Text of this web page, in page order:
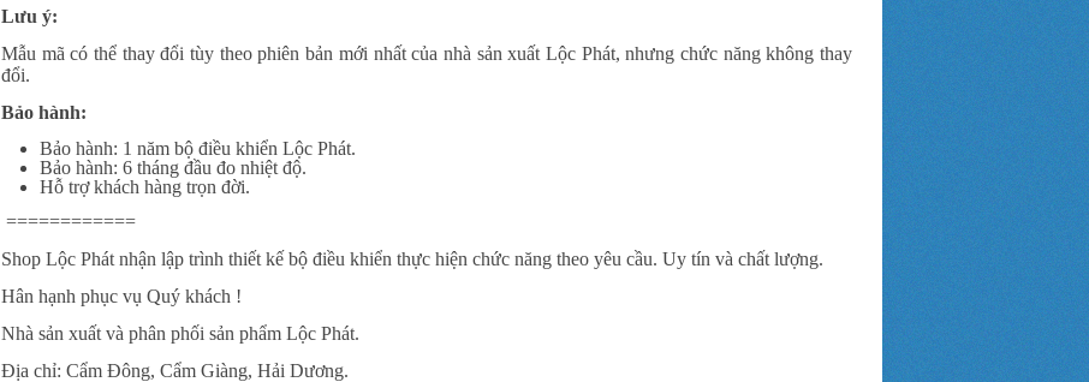
Lưu ý:
Mẫu mã có thể thay đổi tùy theo phiên bản mới nhất của nhà sản xuất Lộc Phát, nhưng chức năng không thay
đổi.
Bảo hành:
Bảo hành: 1 năm bộ điều khiển Lộc Phát.
Bảo hành: 6 tháng đầu đo nhiệt độ.
Hỗ trợ khách hàng trọn đời.
============
Shop Lộc Phát nhận lập trình thiết kế bộ điều khiển thực hiện chức năng theo yêu cầu. Uy tín và chất lượng.
Hân hạnh phục vụ Quý khách !
Nhà sản xuất và phân phối sản phẩm Lộc Phát.
Địa chỉ: Cẩm Đông, Cẩm Giàng, Hải Dương.